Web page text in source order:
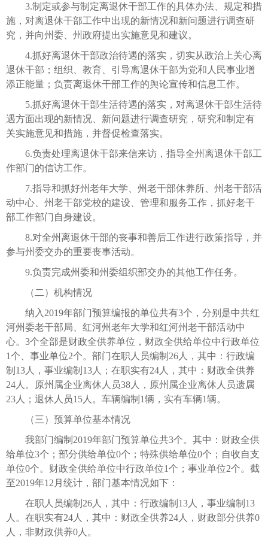
3.制定或参与制定离退休干部工作的具体办法、规定和措
施，对离退休干部工作中出现的新情况和新问题进行调查研
究，并向州委、州政府提出实施意见和建议。
4.抓好离退休干部政治待遇的落实，切实从政治上关心离
退休干部；组织、教育、引导离退休干部为党和人民事业增
添正能量；负责离退休干部工作的舆论宣传和信息工作。
5.抓好离退休干部生活待遇的落实，对离退休干部生活待
遇方面出现的新情况、新问题进行调查研究，研究和制定有
关实施意见和措施，并督促检查落实。
6.负责处理离退休干部来信来访，指导全州离退休干部工
作部门的信访工作。
7.指导和抓好州老年大学、州老干部休养所、州老干部活
动中心、州老干部党校的建设、管理和服务工作，抓好老干
部工作部门自身建设。
8.对全州离退休干部的丧事和善后工作进行政策指导，并
参与州委交办的重要丧事活动。
9.负责完成州委和州委组织部交办的其他工作任务。
（二）机构情况
纳入2019年部门预算编报的单位共有3个，分别是中共红
河州委老干部局、红河州老年大学和红河州老干部活动中
心。3个全部是财政全供养单位，财政全供给单位中行政单位
1个、事业单位2个。部门在职人员编制26人，其中：行政编
制13人，事业编制13人；在职实有24人，其中：财政全供养
24人。原州属企业离休人员38人，原州属企业离休人员遗属
23人；退休人员15人。车辆编制1辆，实有车辆1辆。
（三）预算单位基本情况
我部门编制2019年部门预算单位共3个。其中：财政全供
给单位3个；部分供给单位0个；特殊供给单位0个；自收自支
单位0个。财政全供给单位中行政单位1个；事业单位2个。截
至2019年12月统计，部门基本情况如下：
在职人员编制26人，其中：行政编制13人，事业编制13
人。在职实有24人，其中：财政全供养24人，财政部分供养0
人，非财政供养0人。